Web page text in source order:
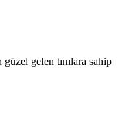
gelen tınılara sahip